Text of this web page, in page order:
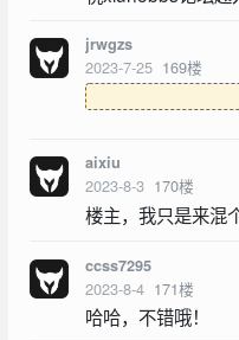
jrwgzs
2023-7-25 169楼
aixiu
2023-8-3 170楼
楼主，我只是来混
ccss7295
2023-8-4 171楼
哈哈，不错哦！